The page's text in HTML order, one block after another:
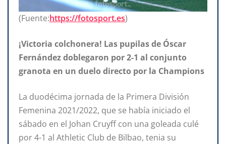
(Fuente:https://fotosport.es)
¡Victoria colchonera! Las pupilas de Óscar
Fernández doblegaron por 2-1 al conjunto
granota en un duelo directo por la Champions
La duodécima jornada de la Primera División
Femenina 2021/2022, que se había iniciado el
sábado en el Johan Cruyff con una goleada culé
por 4-1 al Athletic Club de Bilbao, tenia su